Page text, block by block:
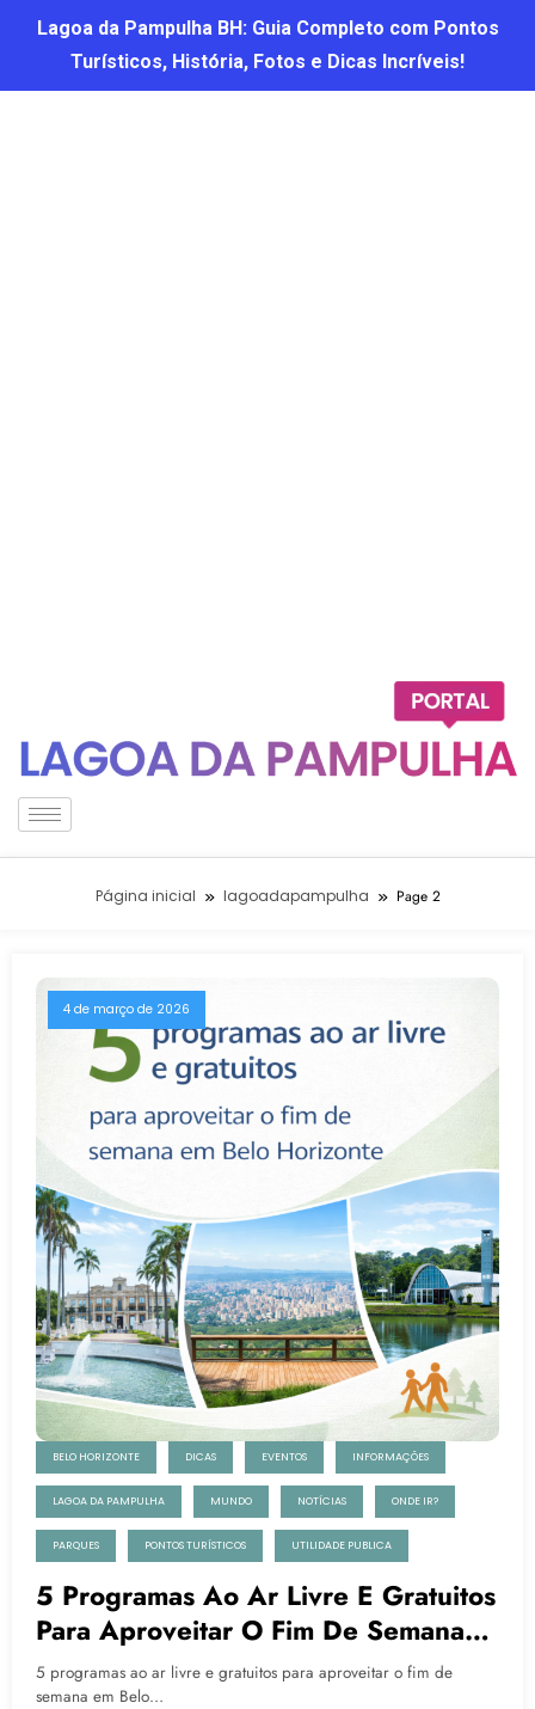
Lagoa da Pampulha BH: Guia Completo com Pontos
Turísticos, História, Fotos e Dicas Incríveis!
Página inicial lagoadapampulha Page 2
4 de março de 2026
BELO HORIZONTE DICAS EVENTOS INFORMAÇÕES
LAGOA DA PAMPULHA MUNDO NOTÍCIAS ONDE IR?
PARQUES PONTOS TURÍSTICOS UTILIDADE PUBLICA
5 Programas Ao Ar Livre E Gratuitos
Para Aproveitar O Fim De Semana
Em Belo Horizonte
5 programas ao ar livre e gratuitos para aproveitar o fim de
semana em Belo…